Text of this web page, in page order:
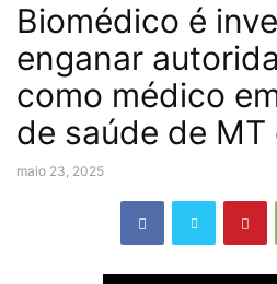
Biomédico é
enganar
como médico
de saúde de MT
maio 23, 2025